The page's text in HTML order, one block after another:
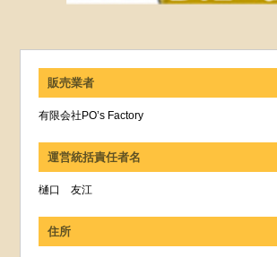
販売業者
有限会社PO’s Factory
運営統括責任者名
樋口 友江
住所